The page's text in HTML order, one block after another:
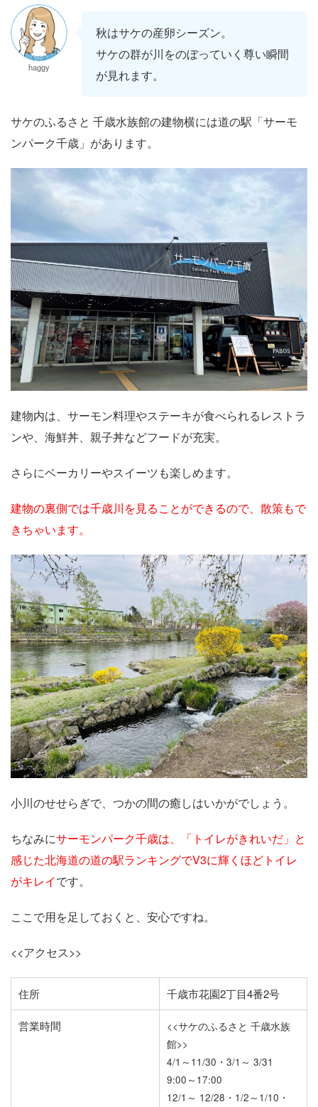
haggy
秋はサケの産卵シーズン。
サケの群が川をのぼっていく尊い瞬間
が見れます。
サケのふるさと 千歳水族館の建物横には道の駅「サーモ
ンパーク千歳」があります。
建物内は、サーモン料理やステーキが食べられるレストラ
ンや、海鮮丼、親子丼などフードが充実。
さらにベーカリーやスイーツも楽しめます。
建物の裏側では千歳川を見ることができるので、散策もで
きちゃいます。
小川のせせらぎで、つかの間の癒しはいかがでしょう。
ちなみにサーモンパーク千歳は、「トイレがきれいだ」と
感じた北海道の道の駅ランキングでV3に輝くほどトイレ
がキレイです。
ここで用を足しておくと、安心ですね。
<<アクセス>>
住所 千歳市花園2丁目4番2号
営業時間
<<サケのふるさと 千歳水族
館>>
4/1～11/30・3/1～ 3/31
9:00～17:00
12/1～ 12/28・1/2～1/10・